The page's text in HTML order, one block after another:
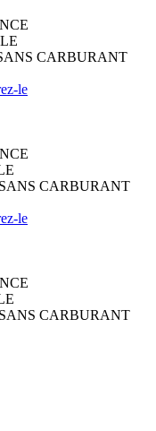
CARBURANT
le
CARBURANT
le
CARBURANT